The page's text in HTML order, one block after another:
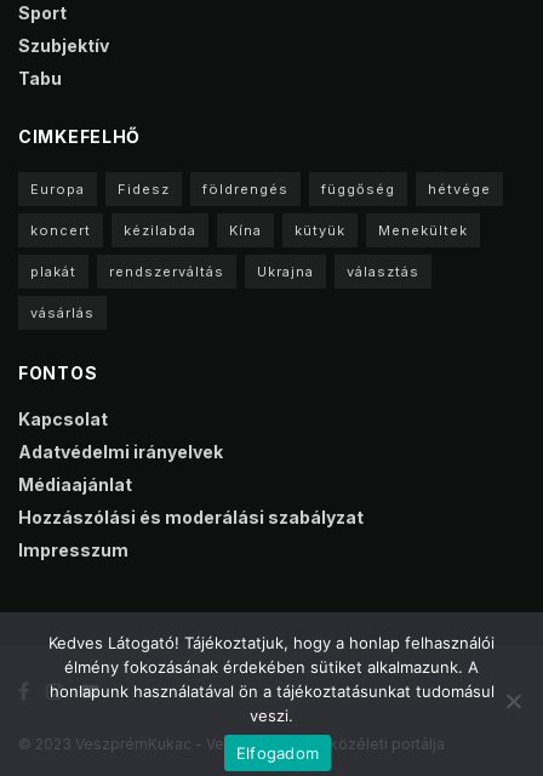
Sport
Szubjektív
Tabu
CIMKEFELHŐ
Europa Fidesz földrengés függőség hétvége
koncert kézilabda Kína kütyük Menekültek
plakát rendszerváltás Ukrajna választás
vásárlás
FONTOS
Kapcsolat
Adatvédelmi irányelvek
Médiaajánlat
Hozzászólási és moderálási szabályzat
Impresszum
© 2023 VeszprémKukac - Veszprém online közéleti portálja
Kedves Látogató! Tájékoztatjuk, hogy a honlap felhasználói
élmény fokozásának érdekében sütiket alkalmazunk. A
honlapunk használatával ön a tájékoztatásunkat tudomásul
veszi.
Elfogadom